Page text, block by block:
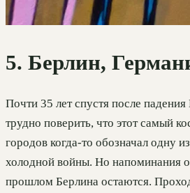
5. Берлин,
Почти 35 лет спустя после
трудно поверить, что этот самый
городов когда-то обозначал одну
холодной войны. Но напоминания
прошлом Берлина остаются.